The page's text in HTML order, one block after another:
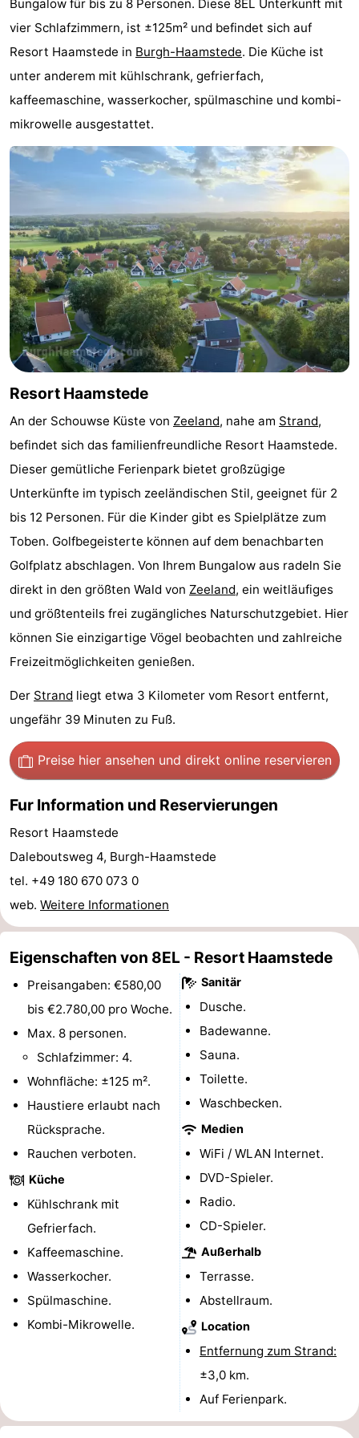
Buitenheem
-
De
Oase
-
Duinoord
-
Ginsterveld
Livingstone
-
Port
Greve
-
Port
Zélande
-
Resort
't
Hof
van
Haamstede
Schouwen
-
Schouwse
Valleien
-
Soeten
Haert
-
Wijde
Blick
-
Zeeland
Village
-
Zeeuwse
Kust
-
Zonnedorp
-
’t
Hof
van
Haamstede
Hotels
Zimmer
(mit
Frühstück)
Lastminutes
Strand
Sehen
&
tun
-
Museen
-
Denkmäler
-
Kirchen
-
Mühlen
Aussichtspunkte
Attraktionen
Rundfahrten
-
Spielplätze
Indoor-
Spielplätze
-
Bowling
-
Minigolfplätze
Wellness-
Zentren
Dörfer
&
Natur
-
Bungalow für bis zu 8 Personen. Diese 8EL Unterkunft mit
vier Schlafzimmern, ist ±125m² und befindet sich auf
Resort Haamstede in Burgh-Haamstede. Die Küche ist
unter anderem mit kühlschrank, gefrierfach,
kaffeemaschine, wasserkocher, spülmaschine und kombi-
mikrowelle ausgestattet.
Resort Haamstede
An der Schouwse Küste von Zeeland, nahe am Strand,
befindet sich das familienfreundliche Resort Haamstede.
Dieser gemütliche Ferienpark bietet großzügige
Unterkünfte im typisch zeeländischen Stil, geeignet für 2
bis 12 Personen. Für die Kinder gibt es Spielplätze zum
Toben. Golfbegeisterte können auf dem benachbarten
Golfplatz abschlagen. Von Ihrem Bungalow aus radeln Sie
direkt in den größten Wald von Zeeland, ein weitläufiges
und größtenteils frei zugängliches Naturschutzgebiet. Hier
können Sie einzigartige Vögel beobachten und zahlreiche
Freizeitmöglichkeiten genießen.
Der Strand liegt etwa 3 Kilometer vom Resort entfernt,
ungefähr 39 Minuten zu Fuß.
Preise hier ansehen und direkt online reservieren
Fur Information und Reservierungen
Resort Haamstede
Daleboutsweg 4, Burgh-Haamstede
tel. +49 180 670 073 0
web. Weitere Informationen
Eigenschaften von 8EL - Resort Haamstede
Preisangaben: €580,00
bis €2.780,00 pro Woche.
Max. 8 personen.
Schlafzimmer: 4.
Wohnfläche: ±125 m².
Haustiere erlaubt nach
Rücksprache.
Rauchen verboten.
Küche
Kühlschrank mit
Gefrierfach.
Kaffeemaschine.
Wasserkocher.
Spülmaschine.
Kombi-Mikrowelle.
Sanitär
Dusche.
Badewanne.
Sauna.
Toilette.
Waschbecken.
Medien
WiFi / WLAN Internet.
DVD-Spieler.
Radio.
CD-Spieler.
Außerhalb
Terrasse.
Abstellraum.
Location
Entfernung zum Strand:
±3,0 km.
Auf Ferienpark.